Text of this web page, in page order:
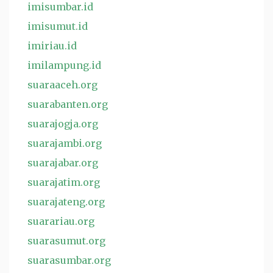
imisumbar.id
imisumut.id
imiriau.id
imilampung.id
suaraaceh.org
suarabanten.org
suarajogja.org
suarajambi.org
suarajabar.org
suarajatim.org
suarajateng.org
suarariau.org
suarasumut.org
suarasumbar.org